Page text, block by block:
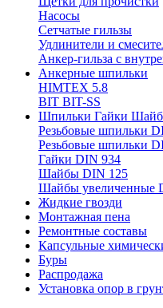
Насосы
Сетчатые гильзы
Удлинители и
Анкер-гильза с
Анкерные шпильки
HIMTEX 5.8
BIT BIT-SS
Шпильки Гайки
Резьбовые шпильки
Резьбовые шпильки
Гайки DIN 934
Шайбы DIN 125
Шайбы увеличенные
Жидкие гвозди
Монтажная пена
Ремонтные составы
Капсульные
Буры
Распродажа
Установка опор в